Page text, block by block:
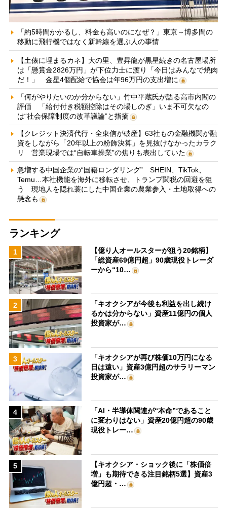
「約5時間かかるし、料金も高いのになぜ？」東京～博多間の
移動に飛行機ではなく新幹線を選ぶ人の事情
【土俵に埋まるカネ】大の里、豊昇龍が黒星続きの名古屋場所
は「懸賞金2826万円」が下位力士に渡り「今日はみんなで焼肉
だ！」 金星4個配給で協会は年96万円の支出増に
「何がやりたいのか分からない」竹中平蔵氏が語る高市内閣の
評価 「給付付き税額控除はその場しのぎ」いま不可欠なの
は“社会保障制度の改革議論”と指摘
【クレジット決済代行・全東信が破産】63社もの金融機関が融
資をしながら「20年以上の粉飾決算」を見抜けなかったカラク
リ 営業現場では“自転車操業”の焦りも表出していた
急増する中国企業の“国籍ロンダリング” SHEIN、TikTok、
Temu…本社機能を海外に移転させ、トランプ関税の回避を狙
う 現地人を隠れ蓑にした中国企業の農業参入・土地取得への
懸念も
ランキング
1
【億り人オールスターが狙う20銘柄】
「総資産69億円超」90歳現役トレーダ
ーから“10…
2
「キオクシアが今後も利益を出し続け
るかは分からない」資産11億円の個人
投資家が…
3
「キオクシアが再び株価10万円になる
日は遠い」資産3億円超のサラリーマン
投資家が…
4
「AI・半導体関連が“本命”であること
に変わりはない」資産20億円超の90歳
現役トレー…
5
【キオクシア・ショック後に「株価倍
増」も期待できる注目銘柄5選】資産3
億円超・…